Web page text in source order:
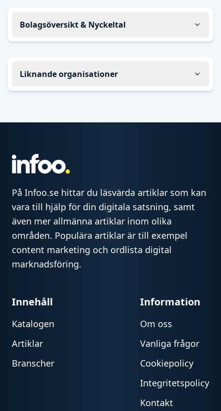
Bolagsöversikt & Nyckeltal
Liknande organisationer
På Infoo.se hittar du läsvärda artiklar som kan
vara till hjälp för din digitala satsning, samt
även mer allmänna artiklar inom olika
områden. Populära artiklar är till exempel
content marketing och ordlista digital
marknadsföring.
Innehåll
Katalogen
Artiklar
Branscher
Information
Om oss
Vanliga frågor
Cookiepolicy
Integritetspolicy
Kontakt